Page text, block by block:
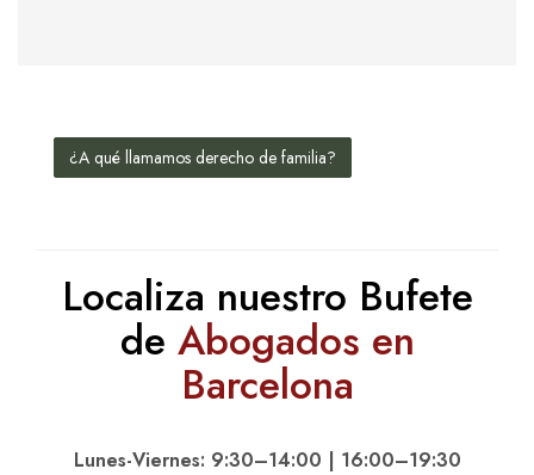
¿A qué llamamos derecho de familia?
Localiza nuestro Bufete
de Abogados en
Barcelona
Lunes-Viernes: 9:30–14:00 | 16:00–19:30